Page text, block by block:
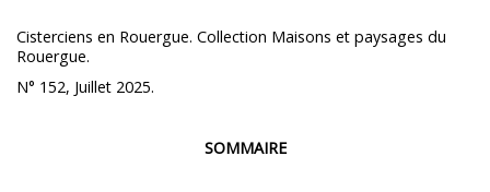
Cisterciens en Rouergue. Collection Maisons et paysages du
Rouergue.
N° 152, Juillet 2025.
SOMMAIRE